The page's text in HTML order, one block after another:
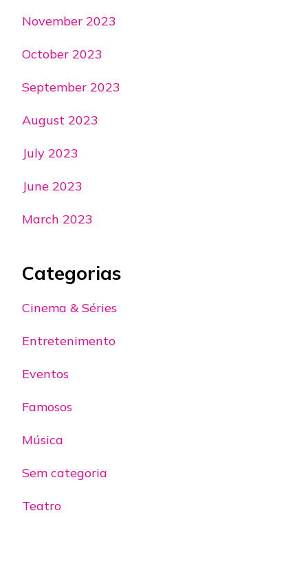
November 2023
October 2023
September 2023
August 2023
July 2023
June 2023
March 2023
Categorias
Cinema & Séries
Entretenimento
Eventos
Famosos
Música
Sem categoria
Teatro